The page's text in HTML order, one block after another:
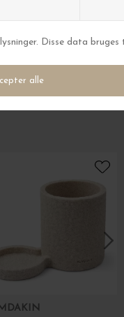
Kampmann
Spatel med huller